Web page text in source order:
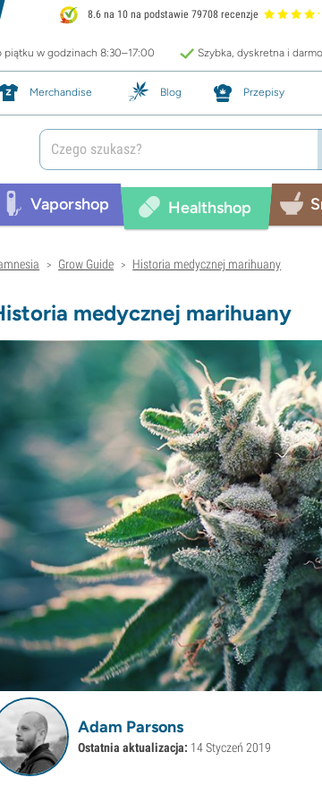
8.6 na 10 na podstawie 79708 recenzje
piątku w godzinach 8:30–17:00 Szybka, dyskretna i
Merchandise Blog Przepisy
Vaporshop Healthshop
> Grow Guide > Historia medycznej marihuany
medycznej marihuany
Adam Parsons
Ostatnia aktualizacja: 14 Styczeń 2019